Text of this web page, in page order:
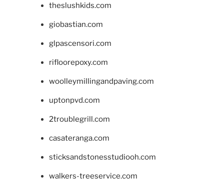
theslushkids.com
giobastian.com
glpascensori.com
rifloorepoxy.com
woolleymillingandpaving.com
uptonpvd.com
2troublegrill.com
casateranga.com
sticksandstonesstudiooh.com
walkers-treeservice.com